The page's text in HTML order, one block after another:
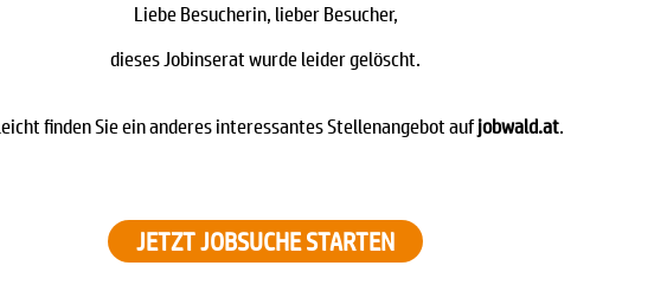
Liebe Besucherin, lieber Besucher,
dieses Jobinserat wurde leider gelöscht.
finden Sie ein anderes interessantes Stellenangebot aufjobwald.at
JETZT JOBSUCHE STARTEN